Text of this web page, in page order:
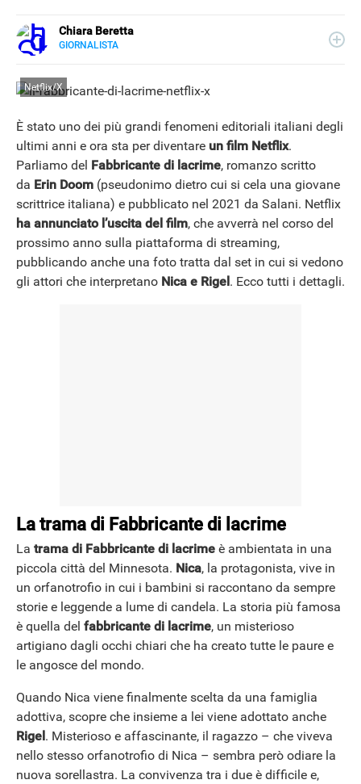
Chiara Beretta
GIORNALISTA
Tecnologia scrive di serie tv, film e spettacolo.
Netflix/X
È stato uno dei più grandi fenomeni editoriali italiani degli
ultimi anni e ora sta per diventare un film Netflix.
Parliamo del Fabbricante di lacrime, romanzo scritto
da Erin Doom (pseudonimo dietro cui si cela una giovane
scrittrice italiana) e pubblicato nel 2021 da Salani. Netflix
ha annunciato l’uscita del film, che avverrà nel corso del
prossimo anno sulla piattaforma di streaming,
pubblicando anche una foto tratta dal set in cui si vedono
gli attori che interpretano Nica e Rigel. Ecco tutti i dettagli.
La trama di Fabbricante di lacrime
La trama di Fabbricante di lacrime è ambientata in una
piccola città del Minnesota. Nica, la protagonista, vive in
un orfanotrofio in cui i bambini si raccontano da sempre
storie e leggende a lume di candela. La storia più famosa
è quella del fabbricante di lacrime, un misterioso
artigiano dagli occhi chiari che ha creato tutte le paure e
le angosce del mondo.
Quando Nica viene finalmente scelta da una famiglia
adottiva, scopre che insieme a lei viene adottato anche
Rigel. Misterioso e affascinante, il ragazzo – che viveva
nello stesso orfanotrofio di Nica – sembra però odiare la
nuova sorellastra. La convivenza tra i due è difficile e,